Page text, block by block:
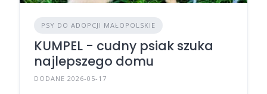
PSY DO ADOPCJI MAŁOPOLSKIE
KUMPEL - cudny psiak szuka
najlepszego domu
DODANE 2026-05-17